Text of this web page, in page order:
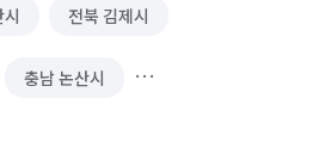
전북 김제시
충남 논산시